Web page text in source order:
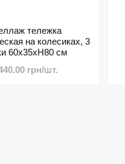
тележка
на колесиках, 3
60х35хН80 см
грн/шт.